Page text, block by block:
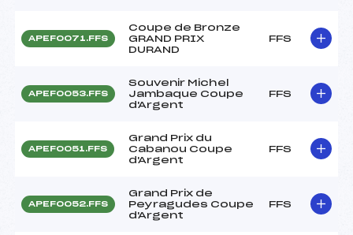
APEF0071.FFS
Coupe de Bronze
GRAND PRIX
DURAND
FFS
APEF0053.FFS
Souvenir Michel
Jambaque Coupe
d'Argent
FFS
APEF0051.FFS
Grand Prix du
Cabanou Coupe
d'Argent
FFS
APEF0052.FFS
Grand Prix de
Peyragudes Coupe
d'Argent
FFS